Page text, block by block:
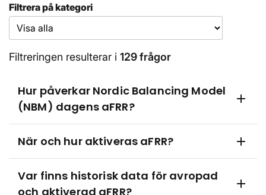
Filtrera på kategori
Filtreringen resulterar i 129 frågor
Hur påverkar Nordic Balancing Model
(NBM) dagens aFRR?
add
förändringar för aFRR. Detta gäller såväl
som efterfrågas per elområde och timme – som
När och hur aktiveras aFRR? add
central styrsignal (dubbelriktad
Var finns historisk data för avropad
och aktiverad aFRR?
add